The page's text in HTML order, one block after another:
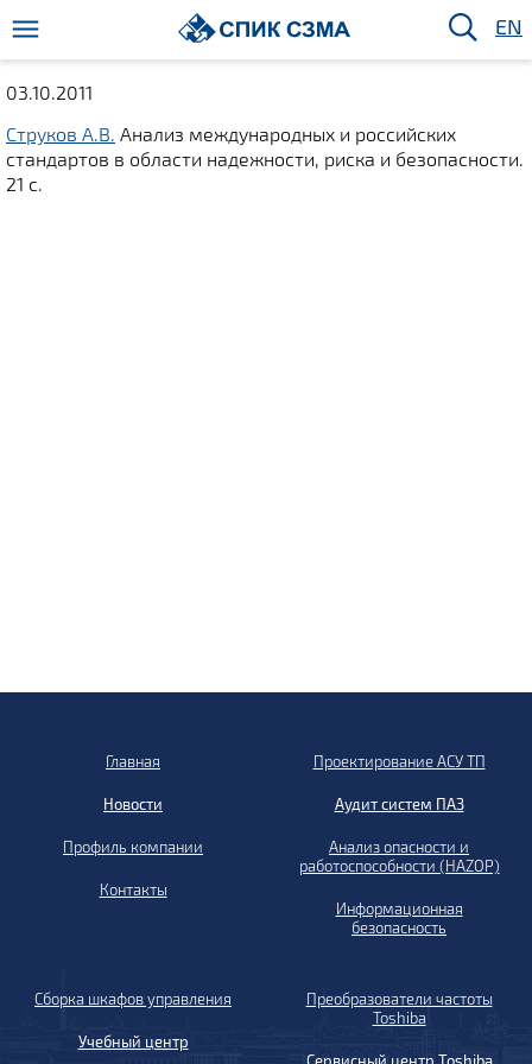
EN
03.10.2011
Струков А.В. Анализ международных и российских
стандартов в области надежности, риска и безопасности.
21 с.
Главная
Новости
Профиль компании
Контакты
Проектирование АСУ ТП
Аудит систем ПАЗ
Анализ опасности и
работоспособности (HAZOP)
Информационная
безопасность
Сборка шкафов управления
Учебный центр
Преобразователи частоты
Toshiba